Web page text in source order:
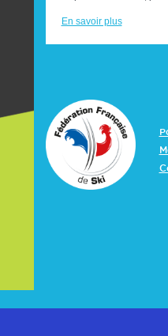
En savoir plus